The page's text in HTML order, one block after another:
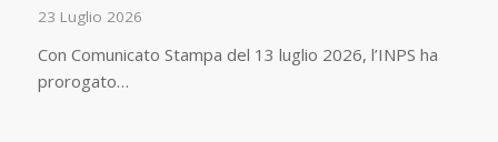
23 Luglio 2026
Con Comunicato Stampa del 13 luglio 2026, l’INPS ha
prorogato…